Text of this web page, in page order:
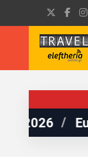
Best